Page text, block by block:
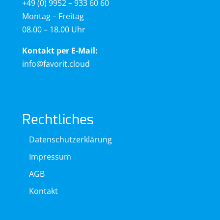
+49 (0) 9952 – 933 60 60
Montag – Freitag
08.00 – 18.00 Uhr
Kontakt per E-Mail:
info@favorit.cloud
Rechtliches
Datenschutzerklärung
Impressum
AGB
Kontakt